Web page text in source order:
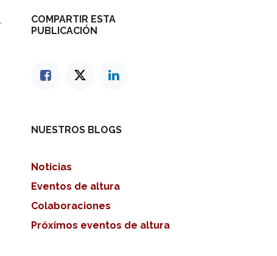
COMPARTIR ESTA
PUBLICACIÓN
NUESTROS BLOGS
Noticias
Eventos de altura
Colaboraciones
Próximos eventos de altura